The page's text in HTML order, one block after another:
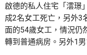
啟德的私人住宅「澐璟
成2名女工死亡，另外3
面的54歲女工，情況仍
轉到普通病房。另外1